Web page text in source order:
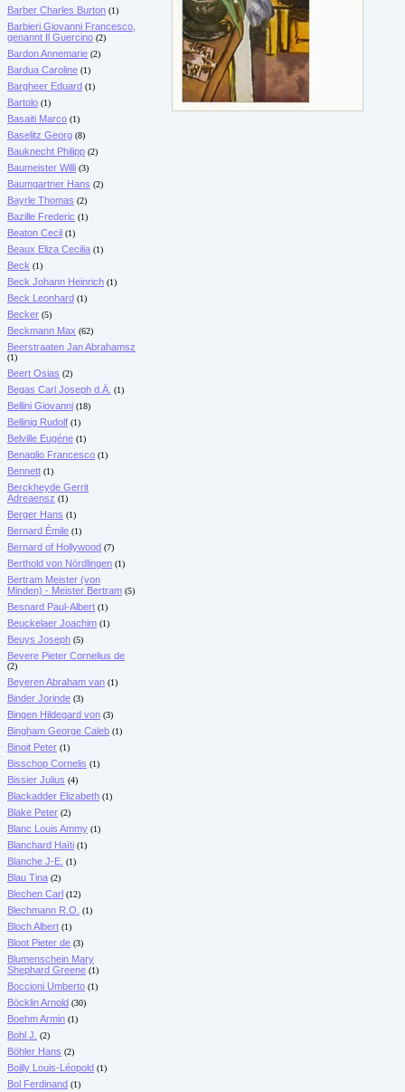
Barber Charles Burton (1)
Barbieri Giovanni Francesco,
genannt Il Guercino (2)
Bardon Annemarie (2)
Bardua Caroline (1)
Bargheer Eduard (1)
Bartolo (1)
Basaiti Marco (1)
Baselitz Georg (8)
Bauknecht Philipp (2)
Baumeister Willi (3)
Baumgartner Hans (2)
Bayrle Thomas (2)
Bazille Frederic (1)
Beaton Cecil (1)
Beaux Eliza Cecilia (1)
Beck (1)
Beck Johann Heinrich (1)
Beck Leonhard (1)
Becker (5)
Beckmann Max (62)
Beerstraaten Jan Abrahamsz
(1)
Beert Osias (2)
Begas Carl Joseph d.Ä. (1)
Bellini Giovanni (18)
Bellinig Rudolf (1)
Belville Eugéne (1)
Benaglio Francesco (1)
Bennett (1)
Berckheyde Gerrit
Adreaensz (1)
Berger Hans (1)
Bernard Émile (1)
Bernard of Hollywood (7)
Berthold von Nördlingen (1)
Bertram Meister (von
Minden) - Meister Bertram (5)
Besnard Paul-Albert (1)
Beuckelaer Joachim (1)
Beuys Joseph (5)
Bevere Pieter Cornelius de
(2)
Beyeren Abraham van (1)
Binder Jorinde (3)
Bingen Hildegard von (3)
Bingham George Caleb (1)
Binoit Peter (1)
Bisschop Cornelis (1)
Bissier Julius (4)
Blackadder Elizabeth (1)
Blake Peter (2)
Blanc Louis Ammy (1)
Blanchard Haïti (1)
Blanche J-E. (1)
Blau Tina (2)
Blechen Carl (12)
Blechmann R.O. (1)
Bloch Albert (1)
Bloot Pieter de (3)
Blumenschein Mary
Shephard Greene (1)
Boccioni Umberto (1)
Böcklin Arnold (30)
Boehm Armin (1)
Bohl J. (2)
Böhler Hans (2)
Boilly Louis-Léopold (1)
Bol Ferdinand (1)